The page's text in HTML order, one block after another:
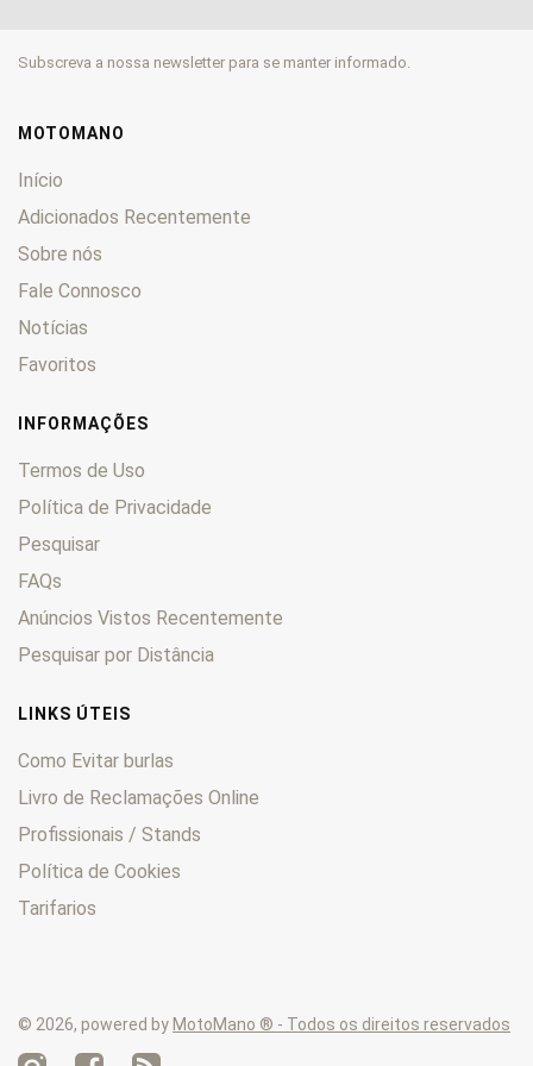
Florida 0
Griso 0
GTV 0
Lario
Le Mans
Lodola
Mille
Norge 0
Nuovo 0
Quota 0
SP 0
Stelvio 0
Stornello 0
Targa 0
V7 0
V85 0
Zigolo 0
Subscreva a nossa newsletter para se manter informado.
MOTOMANO
Início
Adicionados Recentemente
Sobre nós
Fale Connosco
Notícias
Favoritos
INFORMAÇÕES
Termos de Uso
Política de Privacidade
Pesquisar
FAQs
Anúncios Vistos Recentemente
Pesquisar por Distância
LINKS ÚTEIS
Como Evitar burlas
Livro de Reclamações Online
Profissionais / Stands
Política de Cookies
Tarifarios
© 2026, powered by MotoMano ® - Todos os direitos reservados